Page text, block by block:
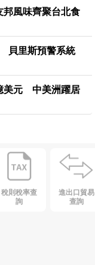
風味齊聚台北食
貝里斯預警系統
美元 中美洲躍居
稅則稅率查
詢
進出口貿易
查詢